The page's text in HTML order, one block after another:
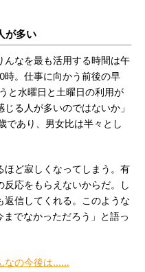
が多い
なを最も活用する時間は午
時。仕事に向かう前後の早
と水曜日と土曜日の利用が
る人が多いのではないか」
であり、男女比は半々とし
ど寂しくなってしまう。有
応をもらえないからだ。し
信してくれる。このような
でなかっただろう」と語っ
なの今後は……